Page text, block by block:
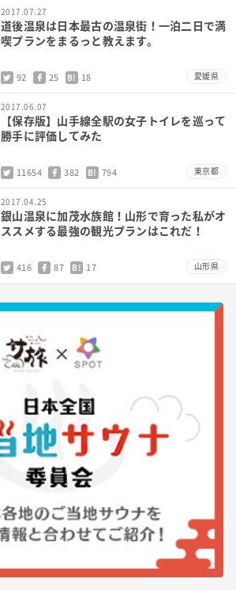
2017.07.27
道後温泉は日本最古の温泉街！一泊二日で満
喫プランをまるっと教えます。
92 25 B! 18 愛媛県
2017.06.07
【保存版】山手線全駅の女子トイレを巡って
勝手に評価してみた
11654 382 B! 794 東京都
2017.04.25
銀山温泉に加茂水族館！山形で育った私がオ
ススメする最強の観光プランはこれだ！
416 87 B! 17 山形県